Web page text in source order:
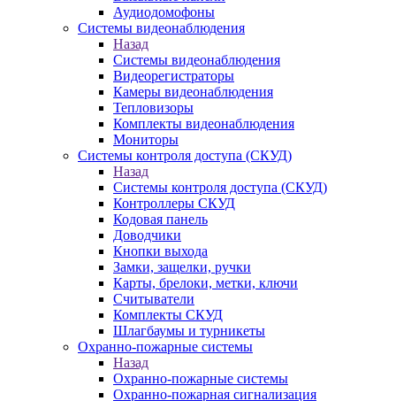
Аудиодомофоны
Системы видеонаблюдения
Назад
Системы видеонаблюдения
Видеорегистраторы
Камеры видеонаблюдения
Тепловизоры
Комплекты видеонаблюдения
Мониторы
Системы контроля доступа (СКУД)
Назад
Системы контроля доступа (СКУД)
Контроллеры СКУД
Кодовая панель
Доводчики
Кнопки выхода
Замки, защелки, ручки
Карты, брелоки, метки, ключи
Считыватели
Комплекты СКУД
Шлагбаумы и турникеты
Охранно-пожарные системы
Назад
Охранно-пожарные системы
Охранно-пожарная сигнализация